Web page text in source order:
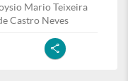
Mario Teixeira
Castro Neves